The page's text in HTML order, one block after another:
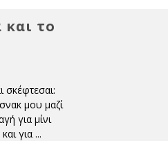
και το
σκέφτεσαι:
μου μαζί
για μίνι
για ...